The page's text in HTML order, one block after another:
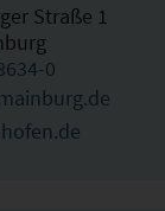
Straße 1
0